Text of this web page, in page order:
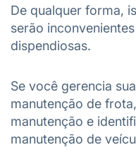
De qualquer forma,
serão
dispendiosas.
Se você gerencia
manutenção de
manutenção e
manutenção de